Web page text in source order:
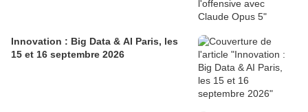
Innovation : Big Data & AI Paris, les
15 et 16 septembre 2026